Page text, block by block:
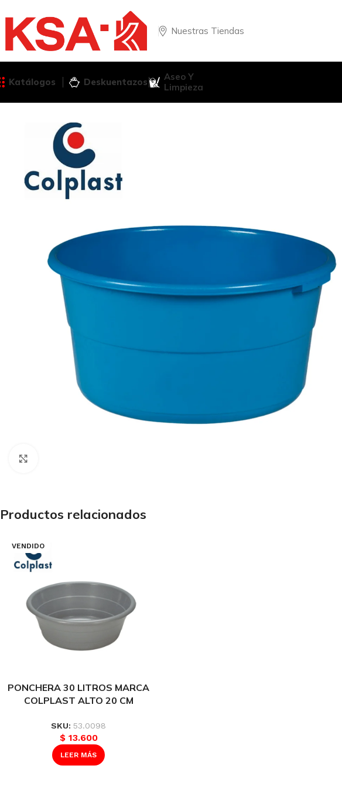
Nuestras Tiendas
Katálogos Deskuentazos
Aseo Y
Limpieza
Productos relacionados
VENDIDO
PONCHERA 30 LITROS MARCA
COLPLAST ALTO 20 CM
SKU: 53.0098
$13.600
LEER MÁS